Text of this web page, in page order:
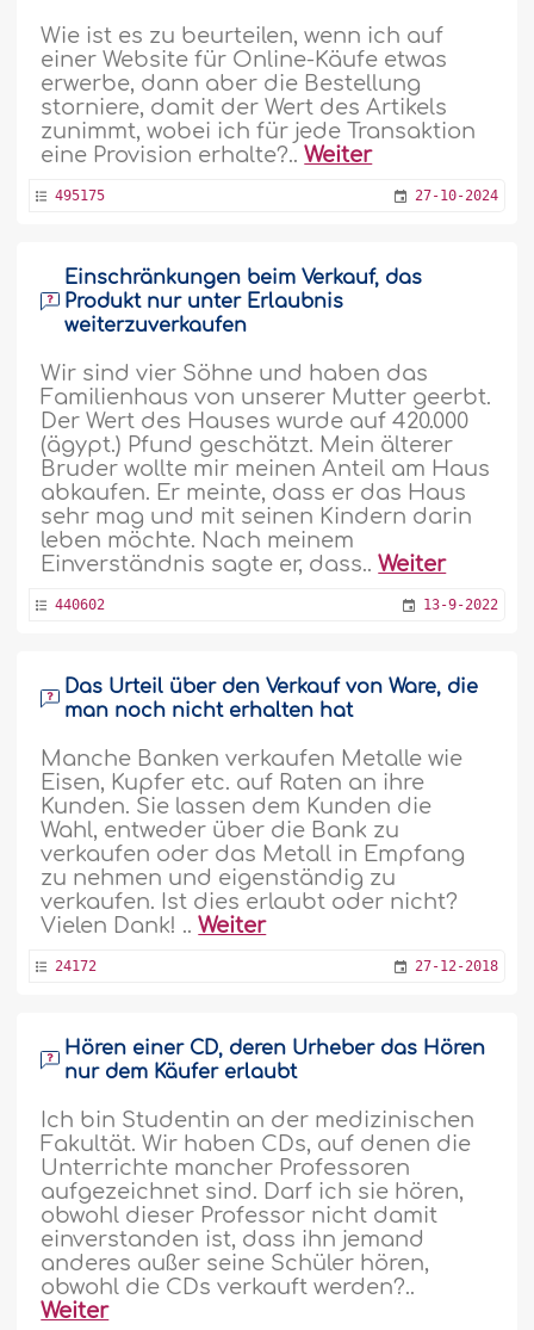
Wie ist es zu beurteilen, wenn ich auf
einer Website für Online-Käufe etwas
erwerbe, dann aber die Bestellung
storniere, damit der Wert des Artikels
zunimmt, wobei ich für jede Transaktion
eine Provision erhalte?..Weiter
495175 27-10-2024
Einschränkungen beim Verkauf, das
Produkt nur unter Erlaubnis
weiterzuverkaufen
Wir sind vier Söhne und haben das
Familienhaus von unserer Mutter geerbt.
Der Wert des Hauses wurde auf 420.000
(ägypt.) Pfund geschätzt. Mein älterer
Bruder wollte mir meinen Anteil am Haus
abkaufen. Er meinte, dass er das Haus
sehr mag und mit seinen Kindern darin
leben möchte. Nach meinem
Einverständnis sagte er, dass..Weiter
440602 13-9-2022
Das Urteil über den Verkauf von Ware, die
man noch nicht erhalten hat
Manche Banken verkaufen Metalle wie
Eisen, Kupfer etc. auf Raten an ihre
Kunden. Sie lassen dem Kunden die
Wahl, entweder über die Bank zu
verkaufen oder das Metall in Empfang
zu nehmen und eigenständig zu
verkaufen. Ist dies erlaubt oder nicht?
Vielen Dank! ..Weiter
24172 27-12-2018
Hören einer CD, deren Urheber das Hören
nur dem Käufer erlaubt
Ich bin Studentin an der medizinischen
Fakultät. Wir haben CDs, auf denen die
Unterrichte mancher Professoren
aufgezeichnet sind. Darf ich sie hören,
obwohl dieser Professor nicht damit
einverstanden ist, dass ihn jemand
anderes außer seine Schüler hören,
obwohl die CDs verkauft werden?..
Weiter